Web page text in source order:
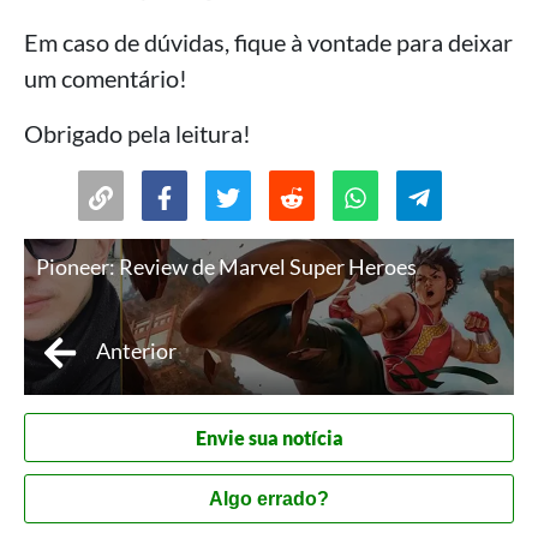
Em caso de dúvidas, fique à vontade para deixar
um comentário!
Obrigado pela leitura!
Pioneer: Review de Marvel Super Heroes
Anterior
Envie sua notícia
Algo errado?